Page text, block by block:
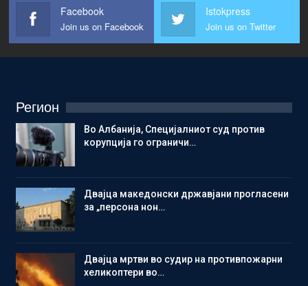
Facebook
Join us on Facebook
Istokpress
Join us on Twitter
Регион
Во Албанија, Специјалниот суд против
корупција го ограничи…
Двајца македонски државјани прогласени
за „персона нон…
Двајца мртви во судир на противпожарни
хеликоптери во…